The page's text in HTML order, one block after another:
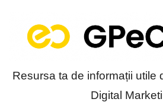
content
Blog-
Resursa ta de informații utile
Digital